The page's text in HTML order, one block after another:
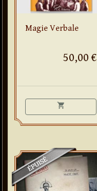
Magie Verbale
50,00 €
shopping_cart